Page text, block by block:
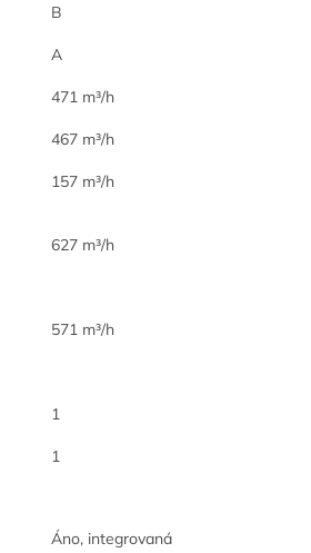
B
A
471 m³/h
467 m³/h
157 m³/h
627 m³/h
571 m³/h
1
1
Áno, integrovaná